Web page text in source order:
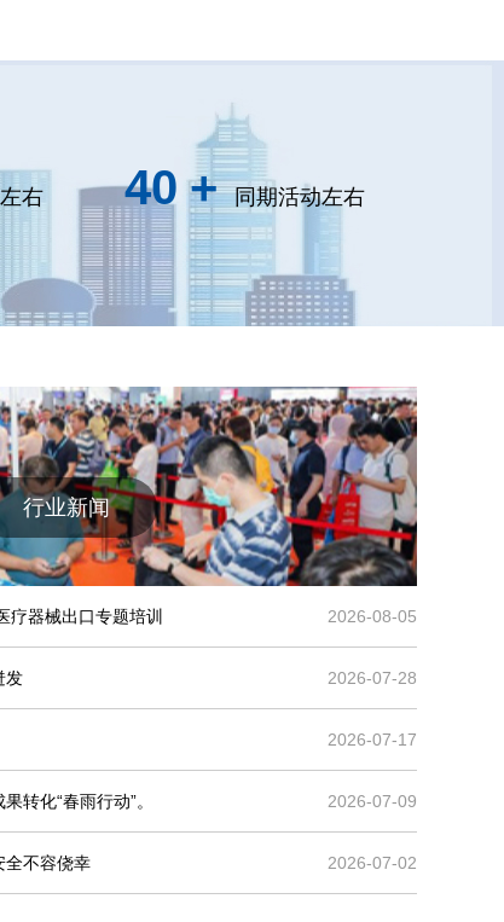
右 40 + 同期活动左右
行业新闻
疗器械出口专题培训 2026-08-05
发 2026-07-28
2026-07-17
转化“春雨行动”。 2026-07-09
全不容侥幸 2026-07-02